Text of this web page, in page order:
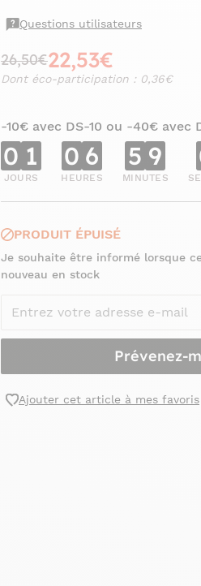
Questions utilisateurs
26,50€22,53€
Dont éco-participation : 0,36€
-10€ avec DS-10 ou -40€ avec
0 1
JOURS
0 6
HEURES
5 9
MINUTES
PRODUIT ÉPUISÉ
Je souhaite être informé lorsque
nouveau en stock
Prévenez-
Ajouter cet article à mes favoris